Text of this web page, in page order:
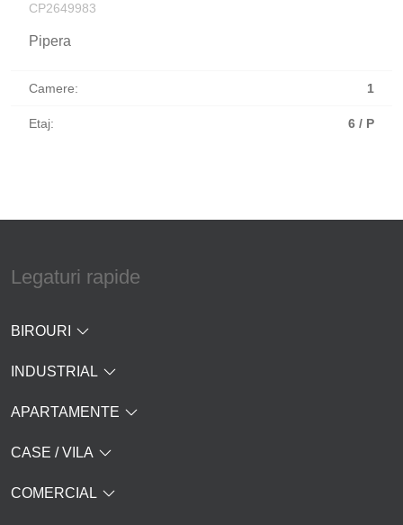
CP2649983
Pipera
Camere: 1
Etaj: 6 / P
Legaturi rapide
BIROURI
INDUSTRIAL
APARTAMENTE
CASE / VILA
COMERCIAL